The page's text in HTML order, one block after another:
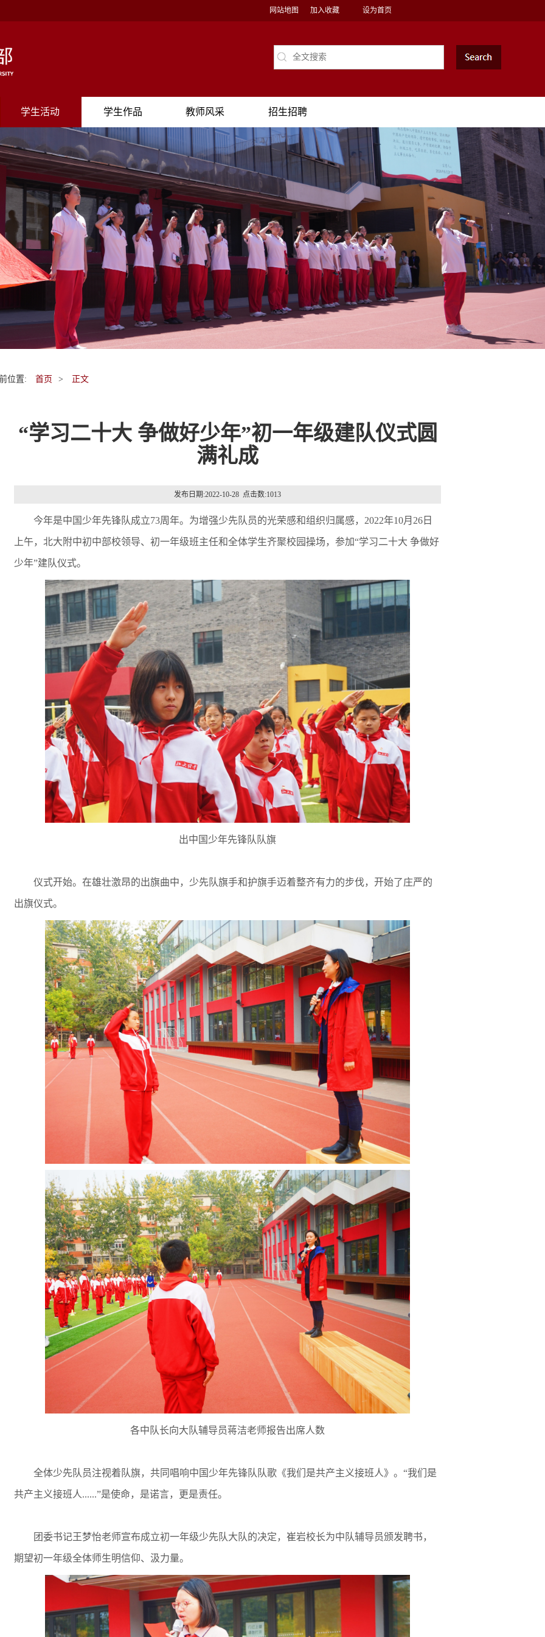
设为首页
加入收藏
网站地图
学生活动 学生作品 教师风采 招生招聘
位置: 首页 > 正文
“学习二十大 争做好少年”初一年级建队仪式圆
满礼成
发布日期:2022-10-28 点击数:1013
今年是中国少年先锋队成立73周年。为增强少先队员的光荣感和组织归属感，2022年10月26日
上午，北大附中初中部校领导、初一年级班主任和全体学生齐聚校园操场，参加“学习二十大 争做好
少年”建队仪式。
出中国少年先锋队队旗
仪式开始。在雄壮激昂的出旗曲中，少先队旗手和护旗手迈着整齐有力的步伐，开始了庄严的
出旗仪式。
各中队长向大队辅导员蒋洁老师报告出席人数
全体少先队员注视着队旗，共同唱响中国少年先锋队队歌《我们是共产主义接班人》。“我们是
共产主义接班人......”是使命，是诺言，更是责任。
团委书记王梦怡老师宣布成立初一年级少先队大队的决定，崔岩校长为中队辅导员颁发聘书，
期望初一年级全体师生明信仰、汲力量。